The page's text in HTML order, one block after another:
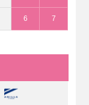
6 7